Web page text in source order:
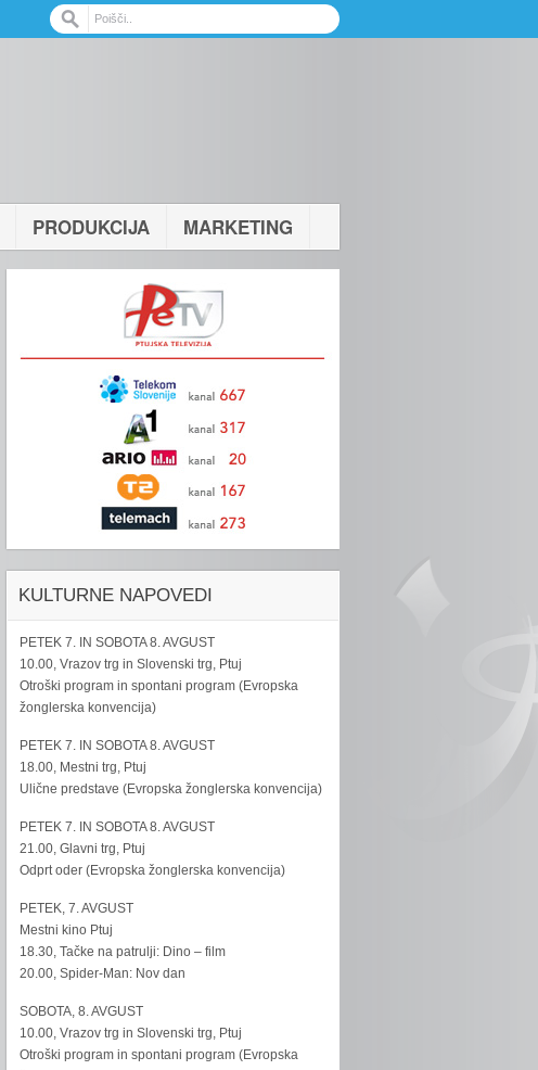
PRODUKCIJA MARKETING
KULTURNE NAPOVEDI
PETEK 7. IN SOBOTA 8. AVGUST
10.00, Vrazov trg in Slovenski trg, Ptuj
Otroški program in spontani program (Evropska
žonglerska konvencija)
PETEK 7. IN SOBOTA 8. AVGUST
18.00, Mestni trg, Ptuj
Ulične predstave (Evropska žonglerska konvencija)
PETEK 7. IN SOBOTA 8. AVGUST
21.00, Glavni trg, Ptuj
Odprt oder (Evropska žonglerska konvencija)
PETEK, 7. AVGUST
Mestni kino Ptuj
18.30, Tačke na patrulji: Dino – film
20.00, Spider-Man: Nov dan
SOBOTA, 8. AVGUST
10.00, Vrazov trg in Slovenski trg, Ptuj
Otroški program in spontani program (Evropska